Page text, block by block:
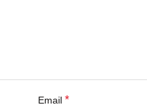
Email*